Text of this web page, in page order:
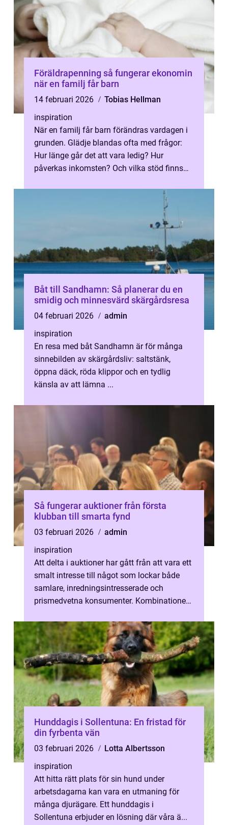
Föräldrapenning så fungerar ekonomin
när en familj får barn
14 februari 2026
Tobias Hellman
inspiration
När en familj får barn förändras vardagen i
grunden. Glädje blandas ofta med frågor:
Hur länge går det att vara ledig? Hur
påverkas inkomsten? Och vilka stöd finns
Båt till Sandhamn: Så planerar du en
smidig och minnesvärd skärgårdsresa
04 februari 2026
admin
inspiration
En resa med båt Sandhamn är för många
sinnebilden av skärgårdsliv: saltstänk,
öppna däck, röda klippor och en tydlig
känsla av att lämna ...
Så fungerar auktioner från första
klubban till smarta fynd
03 februari 2026
admin
inspiration
Att delta i auktioner har gått från att vara ett
smalt intresse till något som lockar både
samlare, inredningsintresserade och
prismedvetna konsumenter. Kombinationen
Hunddagis i Sollentuna: En fristad för
din fyrbenta vän
03 februari 2026
Lotta Albertsson
inspiration
Att hitta rätt plats för sin hund under
arbetsdagarna kan vara en utmaning för
många djurägare. Ett hunddagis i
Sollentuna erbjuder en lösning där våra ä...